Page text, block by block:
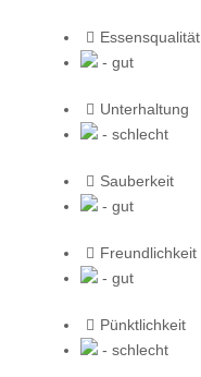
Essensqualität
- gut
Unterhaltung
- schlecht
Sauberkeit
- gut
Freundlichkeit
- gut
Pünktlichkeit
- schlecht